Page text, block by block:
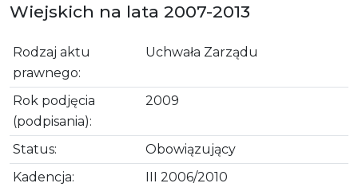
Wiejskich na lata 2007-2013
Rodzaj aktu
prawnego:
Uchwała Zarządu
Rok podjęcia
(podpisania):
2009
Status:
Obowiązujący
Kadencja:
III 2006/2010